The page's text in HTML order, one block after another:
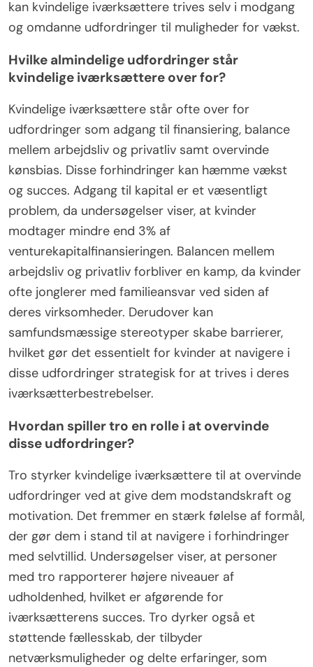
kan kvindelige iværksættere trives selv i modgang
og omdanne udfordringer til muligheder for vækst.
Hvilke almindelige udfordringer står
kvindelige iværksættere over for?
Kvindelige iværksættere står ofte over for
udfordringer som adgang til finansiering, balance
mellem arbejdsliv og privatliv samt overvinde
kønsbias. Disse forhindringer kan hæmme vækst
og succes. Adgang til kapital er et væsentligt
problem, da undersøgelser viser, at kvinder
modtager mindre end 3% af
venturekapitalfinansieringen. Balancen mellem
arbejdsliv og privatliv forbliver en kamp, da kvinder
ofte jonglerer med familieansvar ved siden af
deres virksomheder. Derudover kan
samfundsmæssige stereotyper skabe barrierer,
hvilket gør det essentielt for kvinder at navigere i
disse udfordringer strategisk for at trives i deres
iværksætterbestrebelser.
Hvordan spiller tro en rolle i at overvinde
disse udfordringer?
Tro styrker kvindelige iværksættere til at overvinde
udfordringer ved at give dem modstandskraft og
motivation. Det fremmer en stærk følelse af formål,
der gør dem i stand til at navigere i forhindringer
med selvtillid. Undersøgelser viser, at personer
med tro rapporterer højere niveauer af
udholdenhed, hvilket er afgørende for
iværksætterens succes. Tro dyrker også et
støttende fællesskab, der tilbyder
netværksmuligheder og delte erfaringer, som